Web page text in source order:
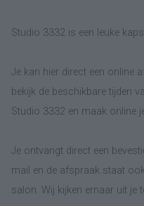
Studio 3332 is een leuke
Je kan hier direct een online
bekijk de beschikbare tijden
Studio 3332 en maak online
Je ontvangt direct een
mail en de afspraak staat
salon. Wij kijken ernaar uit je